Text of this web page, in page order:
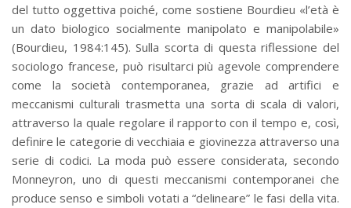
del tutto oggettiva poiché, come sostiene Bourdieu «l’età è
un dato biologico socialmente manipolato e manipolabile»
(Bourdieu, 1984:145). Sulla scorta di questa riflessione del
sociologo francese, può risultarci più agevole comprendere
come la società contemporanea, grazie ad artifici e
meccanismi culturali trasmetta una sorta di scala di valori,
attraverso la quale regolare il rapporto con il tempo e, così,
definire le categorie di vecchiaia e giovinezza attraverso una
serie di codici. La moda può essere considerata, secondo
Monneyron, uno di questi meccanismi contemporanei che
produce senso e simboli votati a “delineare” le fasi della vita.